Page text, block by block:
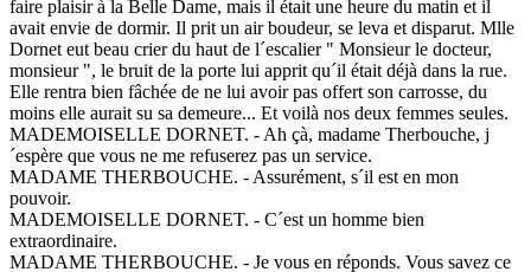
faire plaisir à la Belle Dame, mais il était une heure du matin et il
avait envie de dormir. Il prit un air boudeur, se leva et disparut. Mlle
Dornet eut beau crier du haut de l´escalier " Monsieur le docteur,
monsieur ", le bruit de la porte lui apprit qu´il était déjà dans la rue.
Elle rentra bien fâchée de ne lui avoir pas offert son carrosse, du
moins elle aurait su sa demeure... Et voilà nos deux femmes seules.
MADEMOISELLE DORNET. - Ah çà, madame Therbouche, j
´espère que vous ne me refuserez pas un service.
MADAME THERBOUCHE. - Assurément, s´il est en mon
pouvoir.
MADEMOISELLE DORNET. - C´est un homme bien
extraordinaire.
MADAME THERBOUCHE. - Je vous en réponds. Vous savez ce